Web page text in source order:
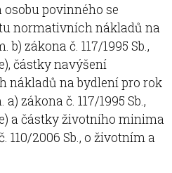
povinného se
normativních nákladů na
b) zákona č. 117/1995 Sb.,
částky navýšení
nákladů na bydlení pro rok
zákona č. 117/1995 Sb.,
a částky životního minima
110/2006 Sb., o životním a